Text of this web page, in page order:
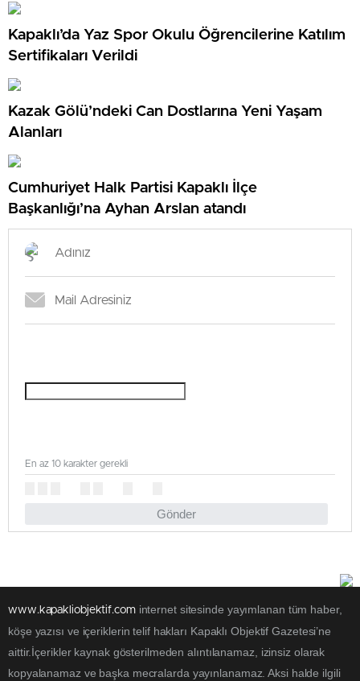
Kapaklı’da Yaz Spor Okulu Öğrencilerine Katılım
Sertifikaları Verildi
Kazak Gölü’ndeki Can Dostlarına Yeni Yaşam
Alanları
Cumhuriyet Halk Partisi Kapaklı İlçe
Başkanlığı’na Ayhan Arslan atandı
Gönder
En az 10 karakter gerekli
www.kapakliobjektif.cominternet sitesinde yayımlanan tüm haber,
köşe yazısı ve içeriklerin telif hakları Kapaklı Objektif Gazetesi’ne
aittir.İçerikler kaynak gösterilmeden alıntılanamaz, izinsiz olarak
kopyalanamaz ve başka mecralarda yayınlanamaz. Aksi halde ilgili